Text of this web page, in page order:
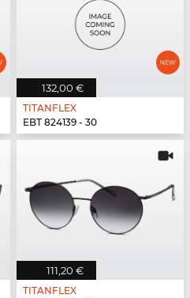
132,00 €
TITANFLEX
EBT 824139 - 30
111,20 €
TITANFLEX